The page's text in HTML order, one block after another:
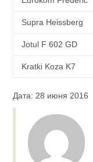
Supra Heissberg
Jotul F 602 GD
Kratki Koza K7
Дата: 28 июня 2016